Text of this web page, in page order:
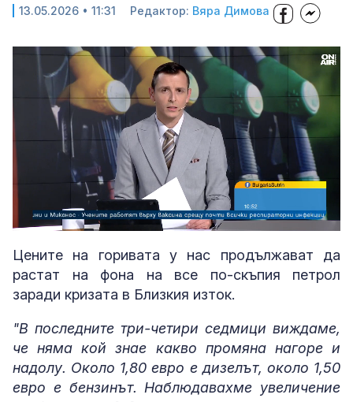
13.05.2026 • 11:31 Редактор: Вяра Димова
Unmute Loaded:
7.13%
Цените на горивата у нас продължават да
растат на фона на все по-скъпия петрол
заради кризата в Близкия изток.
"В последните три-четири седмици виждаме,
че няма кой знае какво промяна нагоре и
надолу. Около 1,80 евро е дизелът, около 1,50
евро е бензинът. Наблюдавахме увеличение